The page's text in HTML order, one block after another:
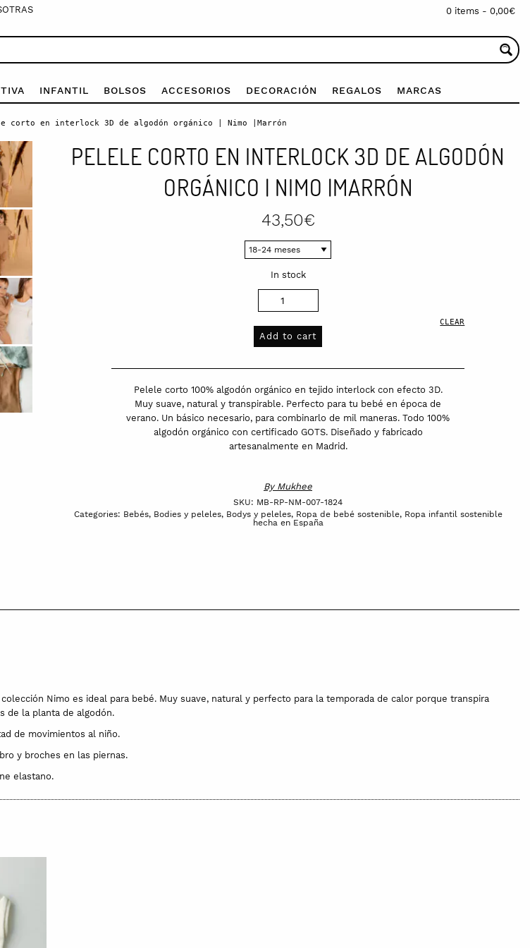
0 items - 0,00€
INFANTIL BOLSOS ACCESORIOS DECORACIÓN REGALOS MARCAS
corto en interlock 3D de algodón orgánico | Nimo |Marrón
PELELE CORTO EN INTERLOCK 3D DE ALGODÓN
ORGÁNICO | NIMO |MARRÓN
43,50€
CLEAR
In stock
Add to cart
Pelele corto 100% algodón orgánico en tejido interlock con efecto 3D.
Muy suave, natural y transpirable. Perfecto para tu bebé en época de
verano. Un básico necesario, para combinarlo de mil maneras. Todo 100%
algodón orgánico con certificado GOTS. Diseñado y fabricado
artesanalmente en Madrid.
By Mukhee
SKU: MB-RP-NM-007-1824
Categories: Bebés, Bodies y peleles, Bodys y peleles, Ropa de bebé sostenible, Ropa infantil sostenible
hecha en España
Nimo es ideal para bebé. Muy suave, natural y perfecto para la temporada de calor porque transpira
de la planta de algodón.
de movimientos al niño.
y broches en las piernas.
elastano.
estructura del tejido, pero no contienen elastano ni ninguna otra fibra sintética.
con el primer lavado.